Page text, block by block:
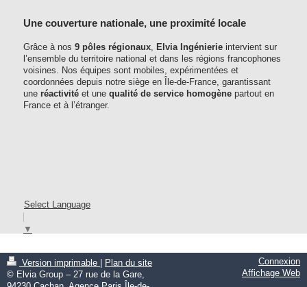
Une couverture nationale, une proximité locale
Grâce à nos 9 pôles régionaux, Elvia Ingénierie intervient sur
l’ensemble du territoire national et dans les régions francophones
voisines. Nos équipes sont mobiles, expérimentées et
coordonnées depuis notre siège en Île-de-France, garantissant
une réactivité et une qualité de service homogène partout en
France et à l’étranger.
Select Language
▼
Version imprimable
Plan du site
© Elvia Group – 27 rue de la Gare,
Connexion
Affichage Web